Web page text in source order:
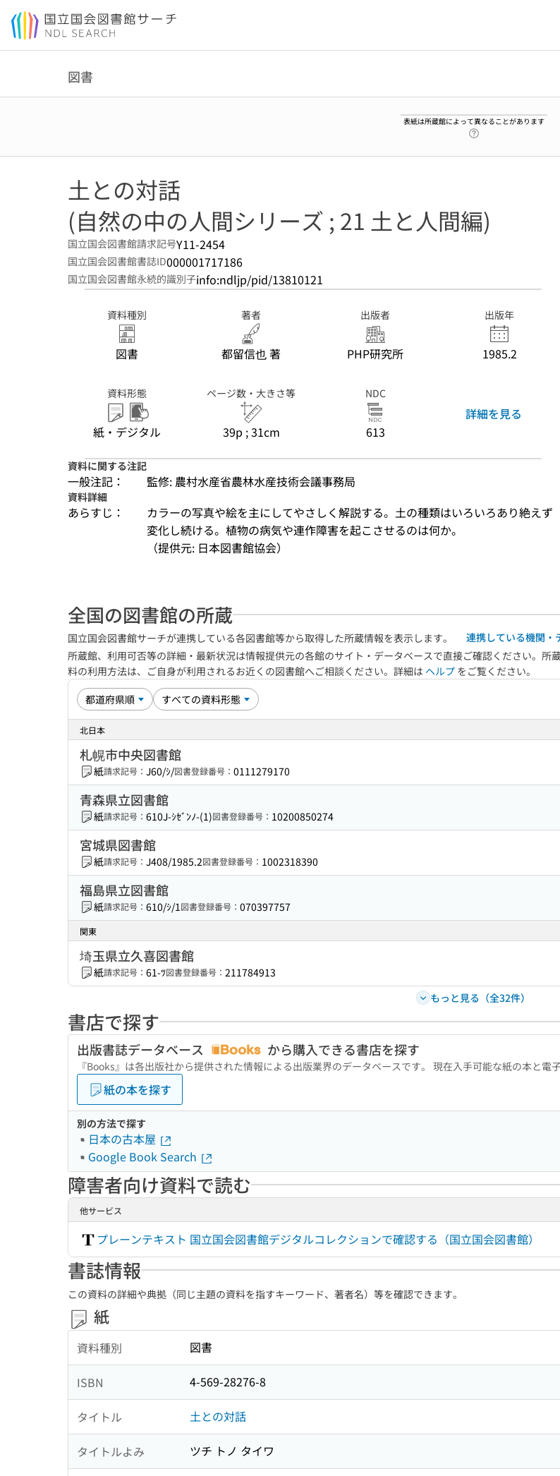
本文へ移動
図書
表紙は所蔵館によって異なることがあります
土との対話
(自然の中の人間シリーズ ; 21 土と人間編)
国立国会図書館請求記号Y11-2454
国立国会図書館書誌ID000001717186
国立国会図書館永続的識別子info:ndljp/pid/13810121
資料種別
図書
著者
都留信也 著
出版者
PHP研究所
出版年
1985.2
資料形態
紙・デジタル
ページ数・大きさ等
39p ; 31cm
NDC
613
詳細を見る
資料に関する注記
一般注記： 監修: 農村水産省農林水産技術会議事務局
資料詳細
あらすじ：
カラーの写真や絵を主にしてやさしく解説する。土の種類はいろいろあり絶えず
変化し続ける。植物の病気や連作障害を起こさせるのは何か。
（提供元: 日本図書館協会）
全国の図書館の所蔵
国立国会図書館サーチが連携している各図書館等から取得した所蔵情報を表示します。
連携している機関・
所蔵館、利用可否等の詳細・最新状況は情報提供元の各館のサイト・データベースで直接ご確認ください。所
料の利用方法は、ご自身が利用されるお近くの図書館へご相談ください。詳細は ヘルプ をご覧ください。
北日本
札幌市中央図書館
紙請求記号： J60/ｼ/図書登録番号： 0111279170
青森県立図書館
紙請求記号： 610J-ｼｾﾞﾝﾉ-(1)図書登録番号： 10200850274
宮城県図書館
紙請求記号： J408/1985.2図書登録番号： 1002318390
福島県立図書館
紙請求記号： 610/ｼ/1図書登録番号： 070397757
関東
埼玉県立久喜図書館
紙請求記号： 61-ﾂ図書登録番号： 211784913
もっと見る（全32件）
書店で探す
出版書誌データベース から購入できる書店を探す
『Books』は各出版社から提供された情報による出版業界のデータベースです。 現在入手可能な紙の本と電
紙の本を探す
別の方法で探す
日本の古本屋
Google Book Search
障害者向け資料で読む
他サービス
プレーンテキスト 国立国会図書館デジタルコレクションで確認する（国立国会図書館）
書誌情報
この資料の詳細や典拠（同じ主題の資料を指すキーワード、著者名）等を確認できます。
紙
資料種別 図書
ISBN 4-569-28276-8
タイトル 土との対話
タイトルよみ ツチ トノ タイワ